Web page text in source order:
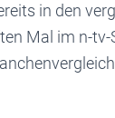
in den
Mal im n-